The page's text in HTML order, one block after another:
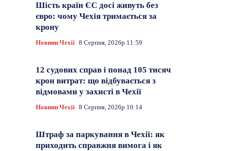
Шість країн ЄС досі живуть без
євро: чому Чехія тримається за
крону
Новини Чехії 8 Серпня, 2026р 11:59
12 судових справ і понад 105 тисяч
крон витрат: що відбувається з
відмовами у захисті в Чехії
Новини Чехії 8 Серпня, 2026р 10:14
Штраф за паркування в Чехії: як
приходить справжня вимога і як